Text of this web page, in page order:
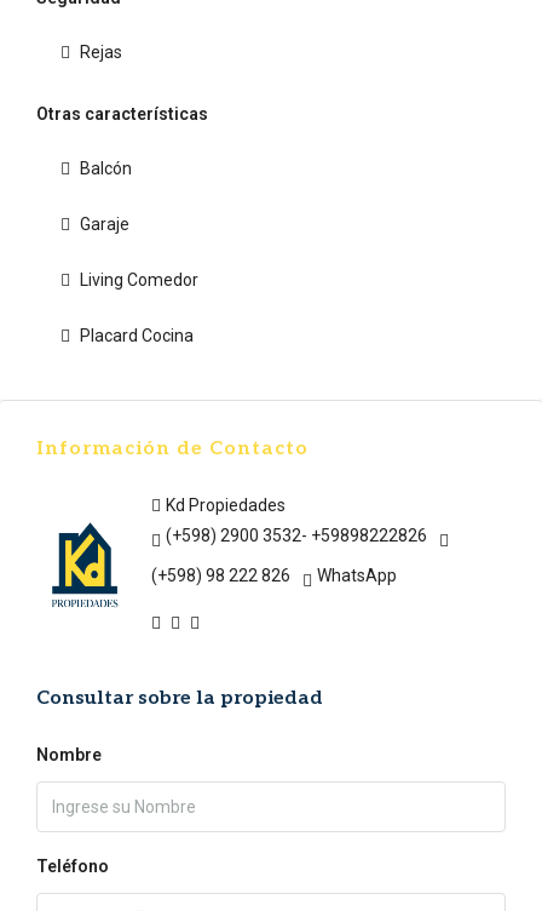
Rejas
Otras características
Balcón
Garaje
Living Comedor
Placard Cocina
Información de Contacto
Kd Propiedades
(+598) 2900 3532- +59898222826
(+598) 98 222 826 WhatsApp
Consultar sobre la propiedad
Nombre
Teléfono